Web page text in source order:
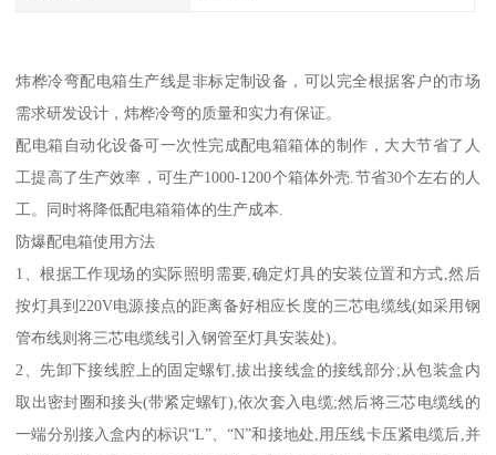
炜桦冷弯配电箱生产线是非标定制设备，可以完全根据客户的市场
需求研发设计，炜桦冷弯的质量和实力有保证。
配电箱自动化设备可一次性完成配电箱箱体的制作，大大节省了人
工提高了生产效率，可生产1000-1200个箱体外壳.节省30个左右的人
工。同时将降低配电箱箱体的生产成本.
防爆配电箱使用方法
1、根据工作现场的实际照明需要,确定灯具的安装位置和方式,然后
按灯具到220V电源接点的距离备好相应长度的三芯电缆线(如采用钢
管布线则将三芯电缆线引入钢管至灯具安装处)。
2、先卸下接线腔上的固定螺钉,拔出接线盒的接线部分;从包装盒内
取出密封圈和接头(带紧定螺钉),依次套入电缆;然后将三芯电缆线的
一端分别接入盒内的标识“L”、“N”和接地处,用压线卡压紧电缆后,并